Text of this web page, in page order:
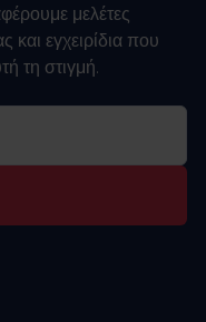
μελέτες
και εγχειρίδια που
τη στιγμή.